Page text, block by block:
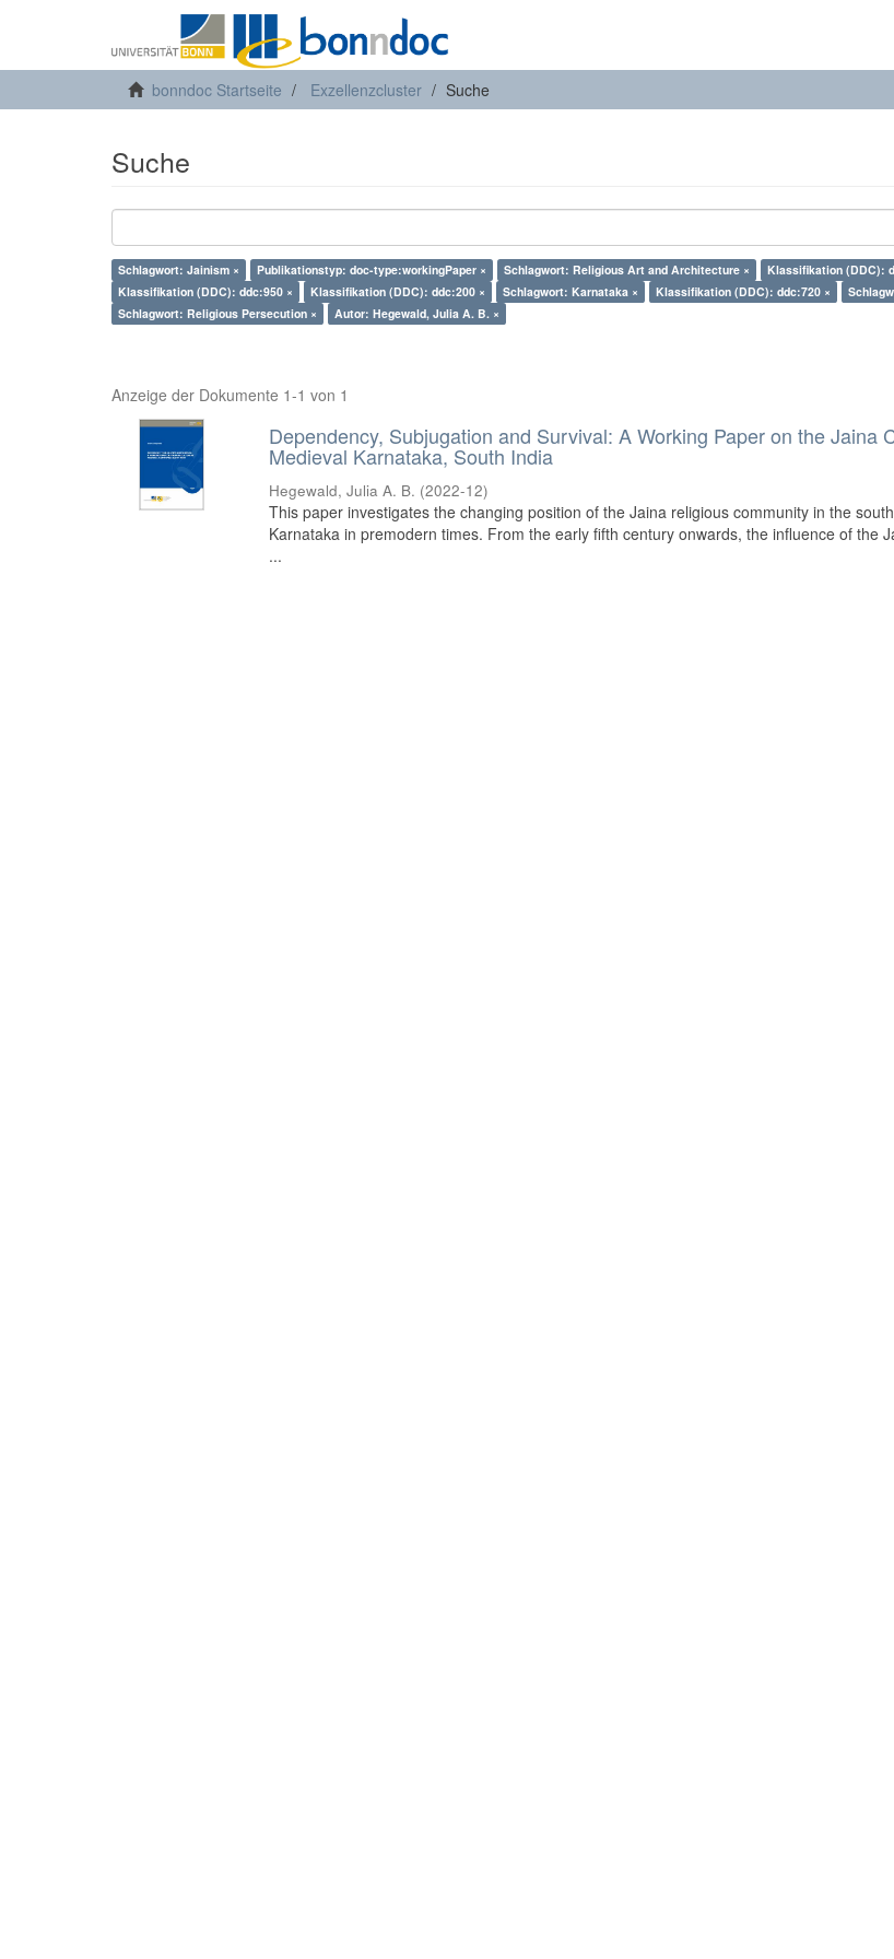
bonndoc Startseite Exzellenzcluster Suche
Suche
Schlagwort: Jainism × Publikationstyp: doc-type:workingPaper × Schlagwort: Religious Art and Architecture ×
Klassifikation (DDC):
Klassifikation (DDC): ddc:950 ×
Klassifikation (DDC): ddc:200 × Schlagwort: Karnataka × Klassifikation (DDC): ddc:720 ×
Schlagwort: Religious Persecution ×
Autor: Hegewald, Julia A. B. ×
Anzeige der Dokumente 1-1 von 1
Dependency, Subjugation and Survival: A Working Paper on the Jaina
Medieval Karnataka, South India
Hegewald, Julia A. B. (2022-12)
This paper investigates the changing position of the Jaina religious community in the
Karnataka in premodern times. From the early fifth century onwards, the influence of the
...